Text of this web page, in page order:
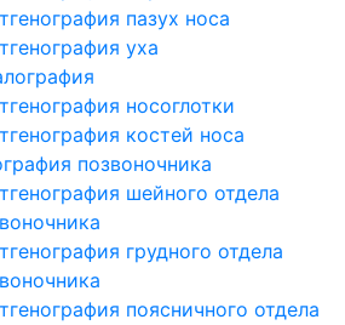
пазух носа
уха
носоглотки
костей носа
позвоночника
шейного отдела
грудного отдела
поясничного отдела